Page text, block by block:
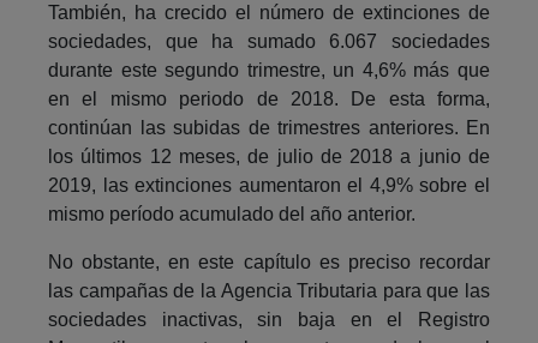
También, ha crecido el número de extinciones de
sociedades, que ha sumado 6.067 sociedades
durante este segundo trimestre, un 4,6% más que
en el mismo periodo de 2018. De esta forma,
continúan las subidas de trimestres anteriores. En
los últimos 12 meses, de julio de 2018 a junio de
2019, las extinciones aumentaron el 4,9% sobre el
mismo período acumulado del año anterior.
No obstante, en este capítulo es preciso recordar
las campañas de la Agencia Tributaria para que las
sociedades inactivas, sin baja en el Registro